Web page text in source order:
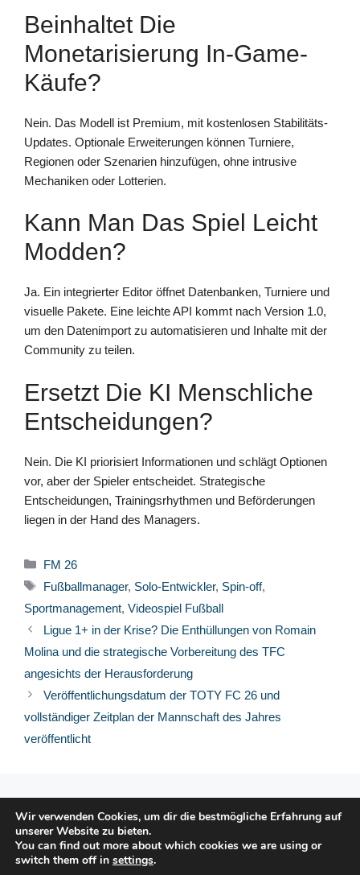
Beinhaltet Die
Monetarisierung In-Game-
Käufe?
Nein. Das Modell ist Premium, mit kostenlosen Stabilitäts-
Updates. Optionale Erweiterungen können Turniere,
Regionen oder Szenarien hinzufügen, ohne intrusive
Mechaniken oder Lotterien.
Kann Man Das Spiel Leicht
Modden?
Ja. Ein integrierter Editor öffnet Datenbanken, Turniere und
visuelle Pakete. Eine leichte API kommt nach Version 1.0,
um den Datenimport zu automatisieren und Inhalte mit der
Community zu teilen.
Ersetzt Die KI Menschliche
Entscheidungen?
Nein. Die KI priorisiert Informationen und schlägt Optionen
vor, aber der Spieler entscheidet. Strategische
Entscheidungen, Trainingsrhythmen und Beförderungen
liegen in der Hand des Managers.
Kategorien
FM 26
Schlagwörter
Fußballmanager, Solo-Entwickler, Spin-off,
Sportmanagement, Videospiel Fußball
Ligue 1+ in der Krise? Die Enthüllungen von Romain
Molina und die strategische Vorbereitung des TFC
angesichts der Herausforderung
Veröffentlichungsdatum der TOTY FC 26 und
vollständiger Zeitplan der Mannschaft des Jahres
veröffentlicht
© 2026 FPFRANCE.COM
RECHTLICHE HINWEISE
DATENSCHUTZERKLÄRUNG
Wir verwenden Cookies, um dir die bestmögliche Erfahrung auf
unserer Website zu bieten.
You can find out more about which cookies we are using or
switch them off in settings.